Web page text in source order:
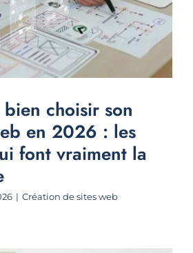
choisir son
en 2026 : les
font vraiment la
| Création de sites web